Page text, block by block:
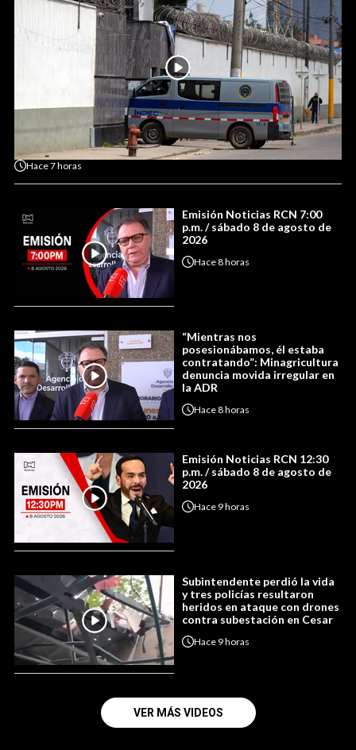
Hace7 horas
Emisión Noticias RCN 7:00
p.m. / sábado 8 de agosto de
2026
Hace8 horas
“Mientras nos
posesionábamos, él estaba
contratando”: Minagricultura
denuncia movida irregular en
la ADR
Hace8 horas
Emisión Noticias RCN 12:30
p.m. / sábado 8 de agosto de
2026
Hace 9 horas
Subintendente perdió la vida
y tres policías resultaron
heridos en ataque con drones
contra subestación en Cesar
Hace 9 horas
VER MÁS VIDEOS